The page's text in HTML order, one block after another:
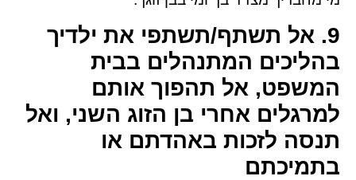
9. אל תשתף/תשתפי את ילדיך
בהליכים המתנהלים בבית
המשפט, אל תהפוך אותם
למרגלים אחרי בן הזוג השני, ואל
תנסה לזכות באהדתם או
בתמיכתם